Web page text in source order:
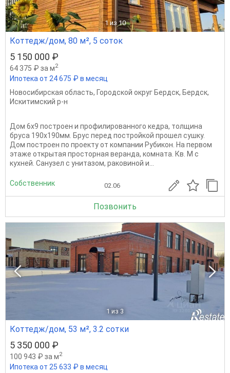
1 из 10
Коттедж/дом, 80 м², 5 соток
5 150 000 ₽
64 375 ₽ за м2
Ипотека от 24 675 ₽ в месяц
Новосибирская область, Городской округ Бердск, Бердск,
Искитимский р-н
Дом 6х9 построен и профилированного кедра, толщина
бруса 190х190мм. Брус перед постройкой прошел сушку.
Дом построен по проекту от компании Рубикон. На первом
этаже открытая просторная веранда, комната. Кв. М с
кухней. Санузел с унитазом, раковиной и...
Собственник 02.06
Позвонить
1 из 3
Коттедж/дом, 53 м², 3.2 сотки
5 350 000 ₽
100 943 ₽ за м2
Ипотека от 25 633 ₽ в месяц